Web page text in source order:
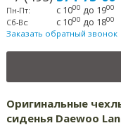
Пн-Пт: с 1000 до 1900
Сб-Вс: с 1000 до 1800
Заказать обратный звонок
Оригинальные
сиденья Daewoo